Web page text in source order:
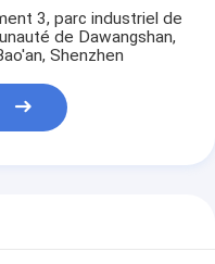
3, parc industriel de
de Dawangshan,
Shenzhen